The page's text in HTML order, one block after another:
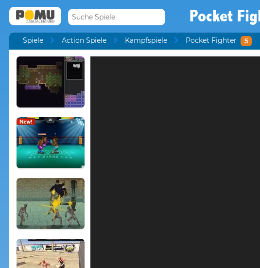
Pocket
Spiele Action Spiele Kampfspiele Pocket Fighter 5